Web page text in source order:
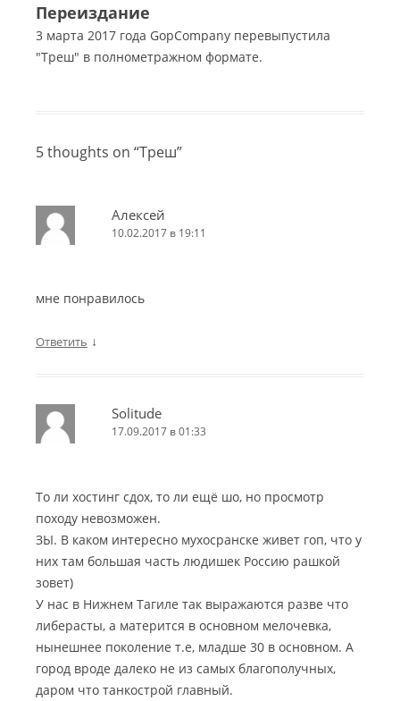
Переиздание
3 марта 2017 года GopCompany перевыпустила
"Треш" в полнометражном формате.
5 thoughts on “Треш”
Алексей
10.02.2017 в 19:11
мне понравилось
Ответить ↓
Solitude
17.09.2017 в 01:33
То ли хостинг сдох, то ли ещё шо, но просмотр
походу невозможен.
ЗЫ. В каком интересно мухосранске живет гоп, что у
них там большая часть людишек Россию рашкой
зовет)
У нас в Нижнем Тагиле так выражаются разве что
либерасты, а матерится в основном мелочевка,
нынешнее поколение т.е, младше 30 в основном. А
город вроде далеко не из самых благополучных,
даром что танкострой главный.